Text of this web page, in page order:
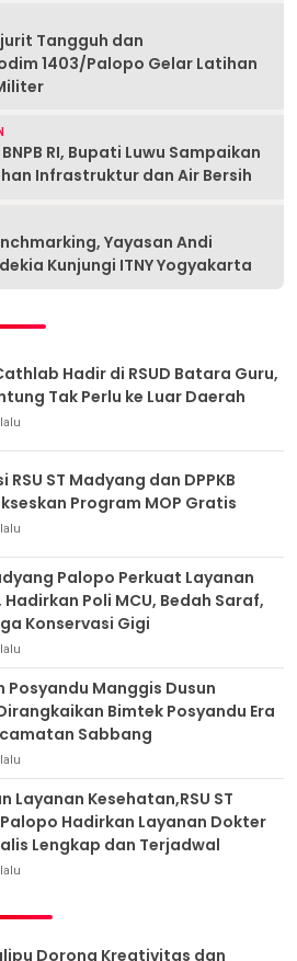
Tangguh dan
1403/Palopo Gelar Latihan
RI, Bupati Luwu Sampaikan
Infrastruktur dan Air Bersih
Yayasan Andi
Kunjungi ITNY Yogyakarta
Hadir di RSUD Batara Guru,
Tak Perlu ke Luar Daerah
ST Madyang dan DPPKB
Program MOP Gratis
Palopo Perkuat Layanan
Poli MCU, Bedah Saraf,
Konservasi Gigi
Posyandu Manggis Dusun
Bimtek Posyandu Era
Sabbang
Layanan Kesehatan,RSU ST
Hadirkan Layanan Dokter
Lengkap dan Terjadwal
Dorong Kreativitas dan